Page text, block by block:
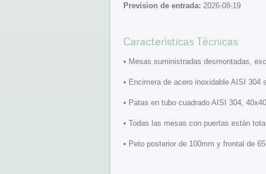
Prevision de entrada: 2026-08-19
Características Técnicas
• Mesas suministradas desmontadas,
• Encimera de acero inoxidable AISI 304
• Patas en tubo cuadrado AISI 304,
• Todas las mesas con puertas están
• Peto posterior de 100mm y frontal de